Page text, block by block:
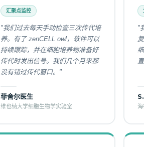
汇聚点监控
"我们过去每天手动检查三次传代培
养。有了 zenCELL owl，软件可以
持续跟踪，并在细胞培养物准备好
传代时发出信号。我们几个月来都
没有错过传代窗口。"
菲舍尔医生
维也纳大学细胞生物学实验室
"